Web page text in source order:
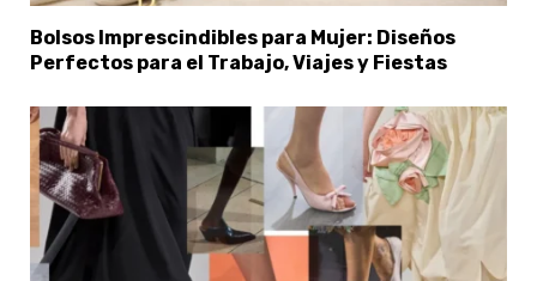
Bolsos Imprescindibles para Mujer: Diseños
Perfectos para el Trabajo, Viajes y Fiestas
Select Language ×